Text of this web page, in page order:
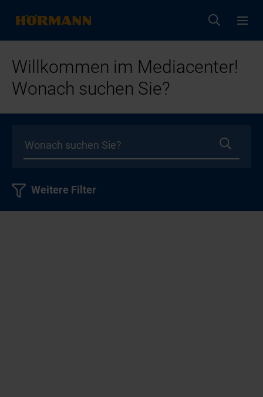
Willkommen im Mediacenter!
Wonach suchen Sie?
Weitere Filter